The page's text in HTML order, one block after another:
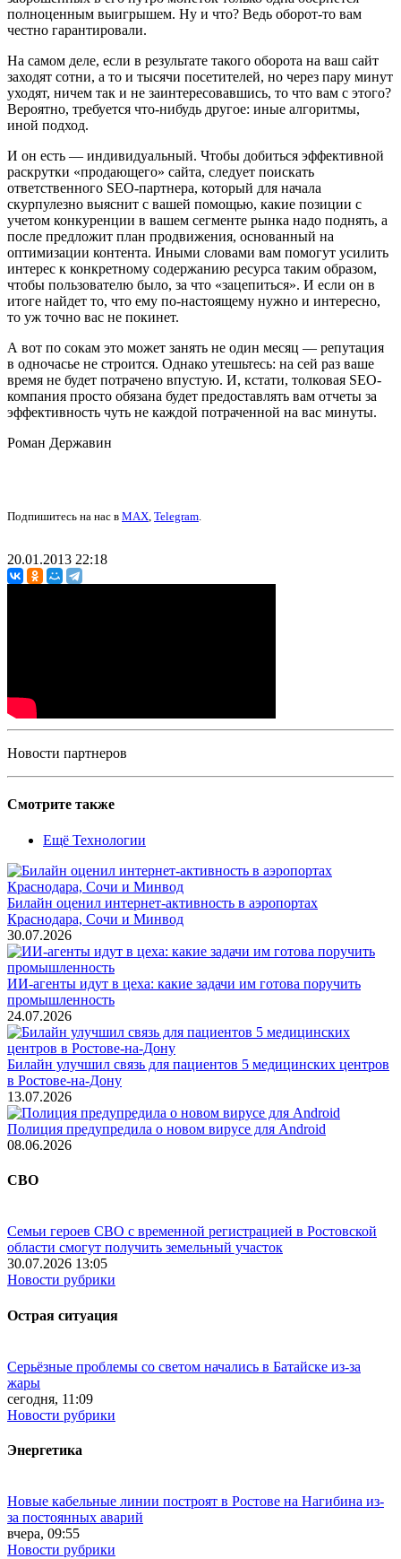
полноценным выигрышем. Ну и что? Ведь оборот-то вам
честно гарантировали.
На самом деле, если в результате такого оборота на ваш сайт
заходят сотни, а то и тысячи посетителей, но через пару минут
уходят, ничем так и не заинтересовавшись, то что вам с этого?
Вероятно, требуется что-нибудь другое: иные алгоритмы,
иной подход.
И он есть — индивидуальный. Чтобы добиться эффективной
раскрутки «продающего» сайта, следует поискать
ответственного SEO-партнера, который для начала
скурпулезно выяснит с вашей помощью, какие позиции с
учетом конкуренции в вашем сегменте рынка надо поднять, а
после предложит план продвижения, основанный на
оптимизации контента. Иными словами вам помогут усилить
интерес к конкретному содержанию ресурса таким образом,
чтобы пользователю было, за что «зацепиться». И если он в
итоге найдет то, что ему по-настоящему нужно и интересно,
то уж точно вас не покинет.
А вот по сокам это может занять не один месяц — репутация
в одночасье не строится. Однако утешьтесь: на сей раз ваше
время не будет потрачено впустую. И, кстати, толковая SEO-
компания просто обязана будет предоставлять вам отчеты за
эффективность чуть не каждой потраченной на вас минуты.
Роман Державин
Подпишитесь на нас в MAX, Telegram.
20.01.2013 22:18
Новости партнеров
Смотрите также
Ещё Технологии
Билайн оценил интернет-активность в аэропортах
Краснодара, Сочи и Минвод
30.07.2026
ИИ-агенты идут в цеха: какие задачи им готова поручить
промышленность
24.07.2026
Билайн улучшил связь для пациентов 5 медицинских центров
в Ростове-на-Дону
13.07.2026
Полиция предупредила о новом вирусе для Android
08.06.2026
СВО
Семьи героев СВО с временной регистрацией в Ростовской
области смогут получить земельный участок
30.07.2026 13:05
Новости рубрики
Острая ситуация
Серьёзные проблемы со светом начались в Батайске из-за
жары
сегодня, 11:09
Новости рубрики
Энергетика
Новые кабельные линии построят в Ростове на Нагибина из-
за постоянных аварий
вчера, 09:55
Новости рубрики